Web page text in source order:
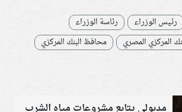
رئيس الوزراء
رئاسة الوزراء
المركزي المصري محافظ البنك المركزي